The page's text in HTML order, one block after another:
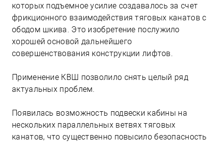
которых подъемное усилие создавалось за счет
фрикционного взаимодействия тяговых канатов с
ободом шкива. Это изобретение послужило
хорошей основой дальнейшего
совершенствования конструкции лифтов.
Применение КВШ позволило снять целый ряд
актуальных проблем.
Появилась возможность подвески кабины на
нескольких параллельных ветвях тяговых
канатов, что существенно повысило безопасность